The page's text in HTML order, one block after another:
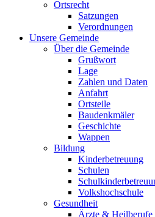
Ortsrecht
Satzungen
Verordnungen
Unsere Gemeinde
Über die Gemeinde
Grußwort
Lage
Zahlen und Daten
Anfahrt
Ortsteile
Baudenkmäler
Geschichte
Wappen
Bildung
Kinderbetreuung
Schulen
Volkshochschule
Gesundheit
Ärzte & Heilberufe